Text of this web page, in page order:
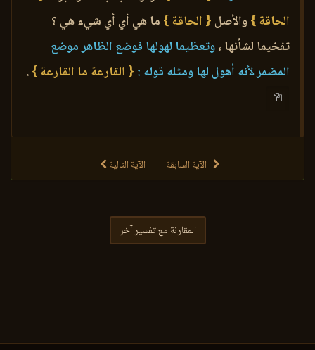
الحاقة }والأصل { الحاقة } ما هي أي أي شيء هي ؟
تفخيما لشأنها ،وتعظيما لهولها فوضع الظاهر موضع
المضمر لأنه أهول لها ومثله قوله : { القارعة ما القارعة }.
الآية السابقة الآية التالية
المقارنة مع تفسير آخر